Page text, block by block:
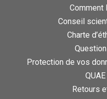
Comment
Conseil
Charte
Protection de vos
Retours